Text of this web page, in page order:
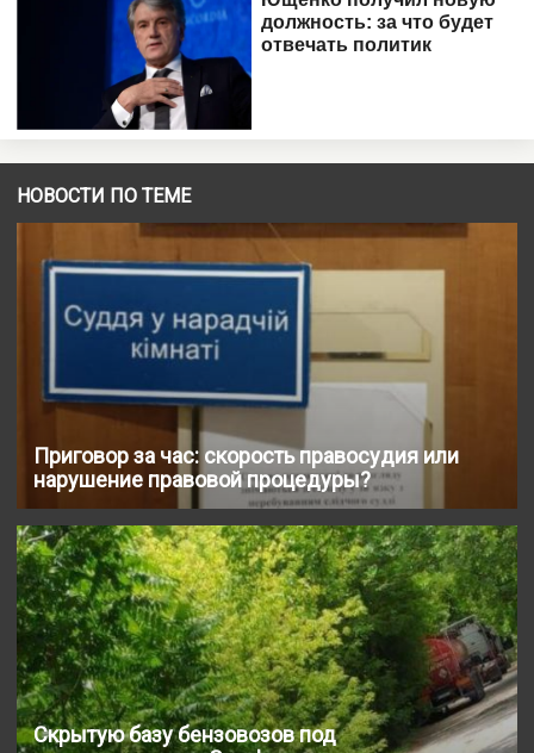
НОВОСТИ ПО ТЕМЕ
Приговор за час: скорость правосудия или
нарушение правовой процедуры?
Скрытую базу бензовозов под